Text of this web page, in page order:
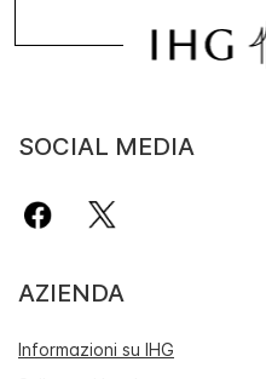
SOCIAL MEDIA
AZIENDA
Informazioni su IHG